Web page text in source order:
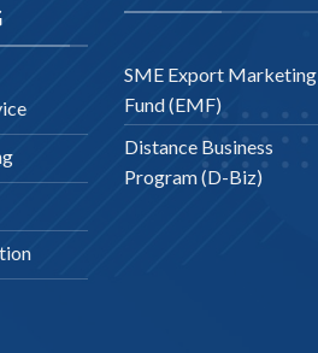
SME Export Marketing
Fund (EMF)
Distance Business
Program (D-Biz)